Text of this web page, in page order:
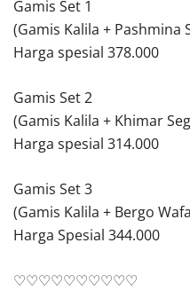
Gamis Set 1
(Gamis Kalila + Pashmina
Harga spesial 378.000
Gamis Set 2
(Gamis Kalila + Khimar
Harga spesial 314.000
Gamis Set 3
(Gamis Kalila + Bergo
Harga Spesial 344.000
♡♡♡♡♡♡♡♡♡♡